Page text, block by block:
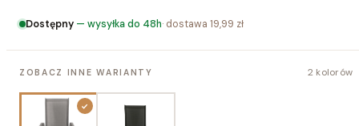
Dostępny — wysyłka do 48h· dostawa 19,99 zł
ZOBACZ INNE WARIANTY 2 kolorów